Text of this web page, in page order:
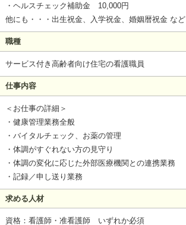
・ヘルスチェック補助金 10,000円
他にも・・・出生祝金、入学祝金、婚姻暦祝金 など
職種
サービス付き高齢者向け住宅の看護職員
仕事内容
＜お仕事の詳細＞
・健康管理業務全般
・バイタルチェック、お薬の管理
・体調がすぐれない方の見守り
・体調の変化に応じた外部医療機関との連携業務
・記録／申し送り業務
求める人材
資格：看護師・准看護師 いずれか必須